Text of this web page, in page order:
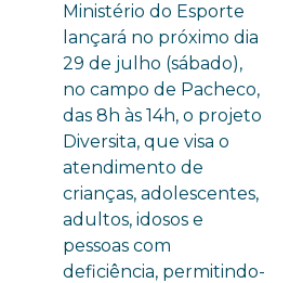
Ministério do Esporte
lançará no próximo dia
29 de julho (sábado),
no campo de Pacheco,
das 8h às 14h, o projeto
Diversita, que visa o
atendimento de
crianças, adolescentes,
adultos, idosos e
pessoas com
deficiência, permitindo-